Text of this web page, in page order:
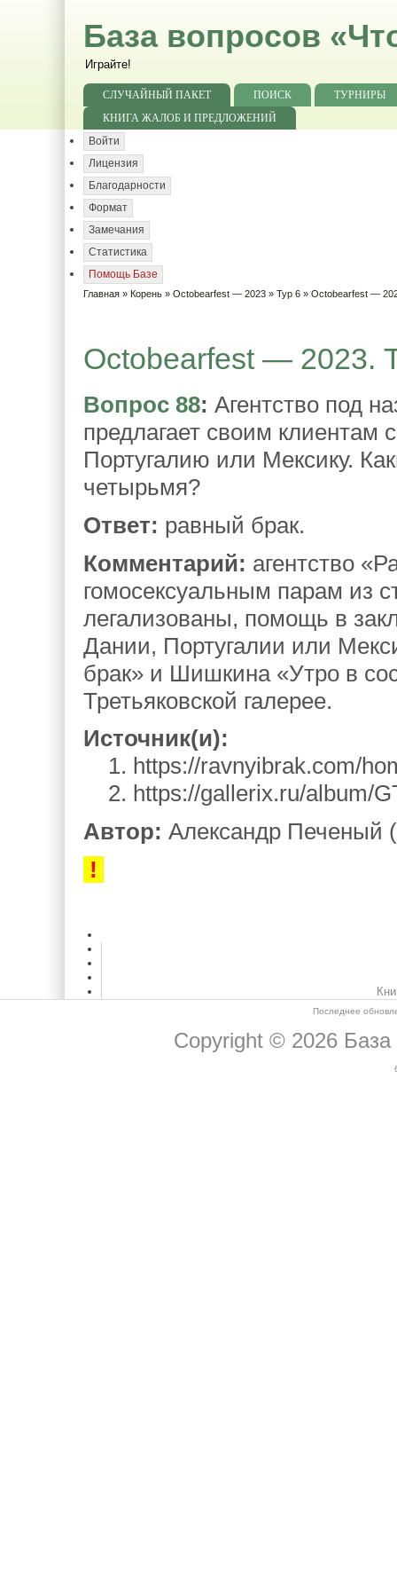
База вопросов
Играйте!
СЛУЧАЙНЫЙ ПАКЕТ ПОИСК
ТУРНИРЫ
КНИГА ЖАЛОБ И ПРЕДЛОЖЕНИЙ
Войти
Лицензия
Благодарности
Формат
Замечания
Статистика
Помощь Базе
Главная » Корень » Octobearfest — 2023 » Тур 6 » Octobearfest —
Octobearfest — 2023.
Вопрос 88: Агентство под
предлагает своим
Португалию или Мексику.
четырьмя?
Ответ: равный брак.
Комментарий: агентство
гомосексуальным парам из
легализованы, помощь в
Дании, Португалии или
брак» и Шишкина «Утро в
Третьяковской галерее.
Источник(и):
1. https://ravnyibrak.com/
2. https://gallerix.ru/album/
Автор: Александр Печеный
!
Последнее
Copyright © 2026 База